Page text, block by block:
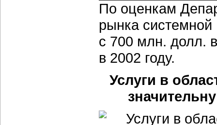
По оценкам
рынка системной
с 700 млн. долл.
в 2002 году.
Услуги в